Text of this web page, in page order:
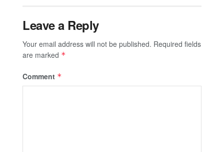
Leave a Reply
Your email address will not be published. Required fields
are marked *
Comment *